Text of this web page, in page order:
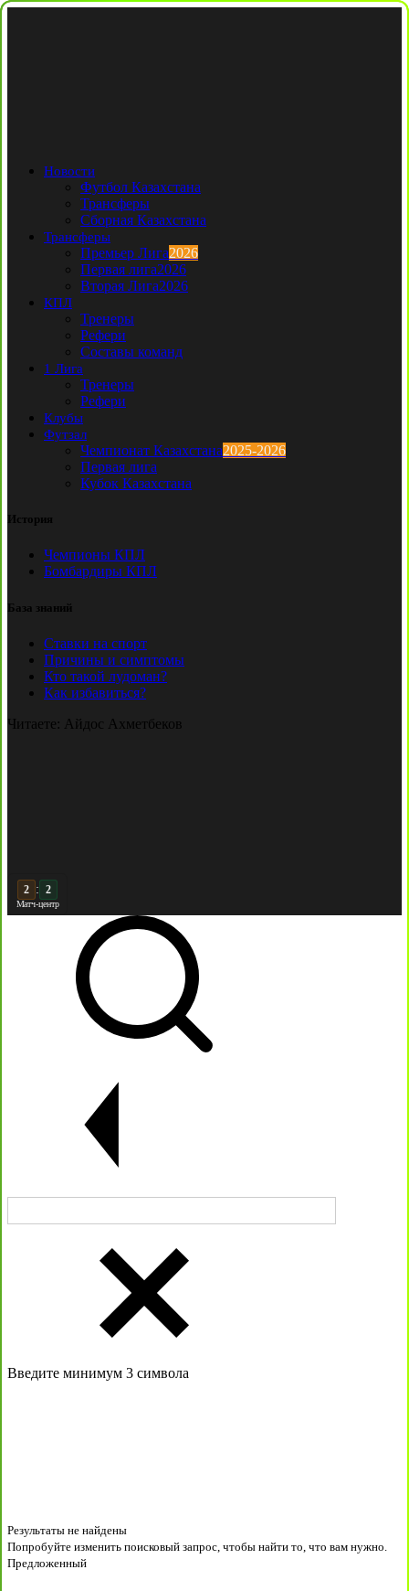
Новости
Футбол Казахстана
Трансферы
Сборная Казахстана
Трансферы
Премьер Лига2026
Первая лига2026
Вторая Лига2026
КПЛ
Тренеры
Рефери
Составы команд
1 Лига
Тренеры
Рефери
Клубы
Футзал
Чемпионат Казахстана2025-2026
Первая лига
Кубок Казахстана
История
Чемпионы КПЛ
Бомбардиры КПЛ
База знаний
Ставки на спорт
Причины и симптомы
Кто такой лудоман?
Как избавиться?
Читаете: Айдос Ахметбеков
3 : 2
Матч-центр
Введите минимум 3 символа
Результаты не найдены
Попробуйте изменить поисковый запрос, чтобы найти то, что вам нужно.
Предложенный